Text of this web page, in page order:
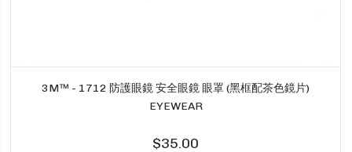
3M™ - 1712 防護眼鏡 安全眼鏡 眼罩 (黑框配茶色鏡片)
EYEWEAR
$35.00